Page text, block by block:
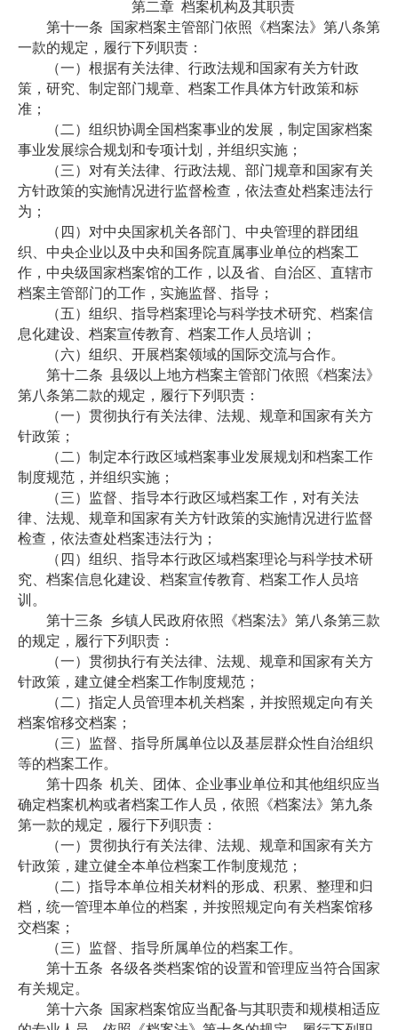
第二章 档案机构及其职责
第十一条
国家档案主管部门依照《档案法》第八条第
一款的规定，履行下列职责：
（一）根据有关法律、行政法规和国家有关方针政
策，研究、制定部门规章、档案工作具体方针政策和标
准；
（二）组织协调全国档案事业的发展，制定国家档案
事业发展综合规划和专项计划，并组织实施；
（三）对有关法律、行政法规、部门规章和国家有关
方针政策的实施情况进行监督检查，依法查处档案违法行
为；
（四）对中央国家机关各部门、中央管理的群团组
织、中央企业以及中央和国务院直属事业单位的档案工
作，中央级国家档案馆的工作，以及省、自治区、直辖市
档案主管部门的工作，实施监督、指导；
（五）组织、指导档案理论与科学技术研究、档案信
息化建设、档案宣传教育、档案工作人员培训；
（六）组织、开展档案领域的国际交流与合作。
第十二条 县级以上地方档案主管部门依照《档案法》
第八条第二款的规定，履行下列职责：
（一）贯彻执行有关法律、法规、规章和国家有关方
针政策；
（二）制定本行政区域档案事业发展规划和档案工作
制度规范，并组织实施；
（三）监督、指导本行政区域档案工作，对有关法
律、法规、规章和国家有关方针政策的实施情况进行监督
检查，依法查处档案违法行为；
（四）组织、指导本行政区域档案理论与科学技术研
究、档案信息化建设、档案宣传教育、档案工作人员培
训。
第十三条
乡镇人民政府依照《档案法》第八条第三款
的规定，履行下列职责：
（一）贯彻执行有关法律、法规、规章和国家有关方
针政策，建立健全档案工作制度规范；
（二）指定人员管理本机关档案，并按照规定向有关
档案馆移交档案；
（三）监督、指导所属单位以及基层群众性自治组织
等的档案工作。
第十四条 机关、团体、企业事业单位和其他组织应当
确定档案机构或者档案工作人员，依照《档案法》第九条
第一款的规定，履行下列职责：
（一）贯彻执行有关法律、法规、规章和国家有关方
针政策，建立健全本单位档案工作制度规范；
（二）指导本单位相关材料的形成、积累、整理和归
档，统一管理本单位的档案，并按照规定向有关档案馆移
交档案；
（三）监督、指导所属单位的档案工作。
第十五条 各级各类档案馆的设置和管理应当符合国家
有关规定。
第十六条
国家档案馆应当配备与其职责和规模相适应